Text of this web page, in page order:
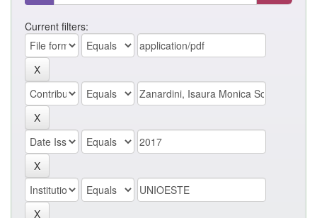
Current filters: